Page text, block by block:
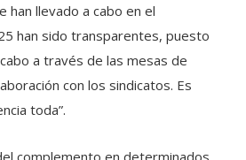
han llevado a cabo en el
han sido transparentes, puesto
a través de las mesas de
con los sindicatos. Es
toda”.
complemento en determinados